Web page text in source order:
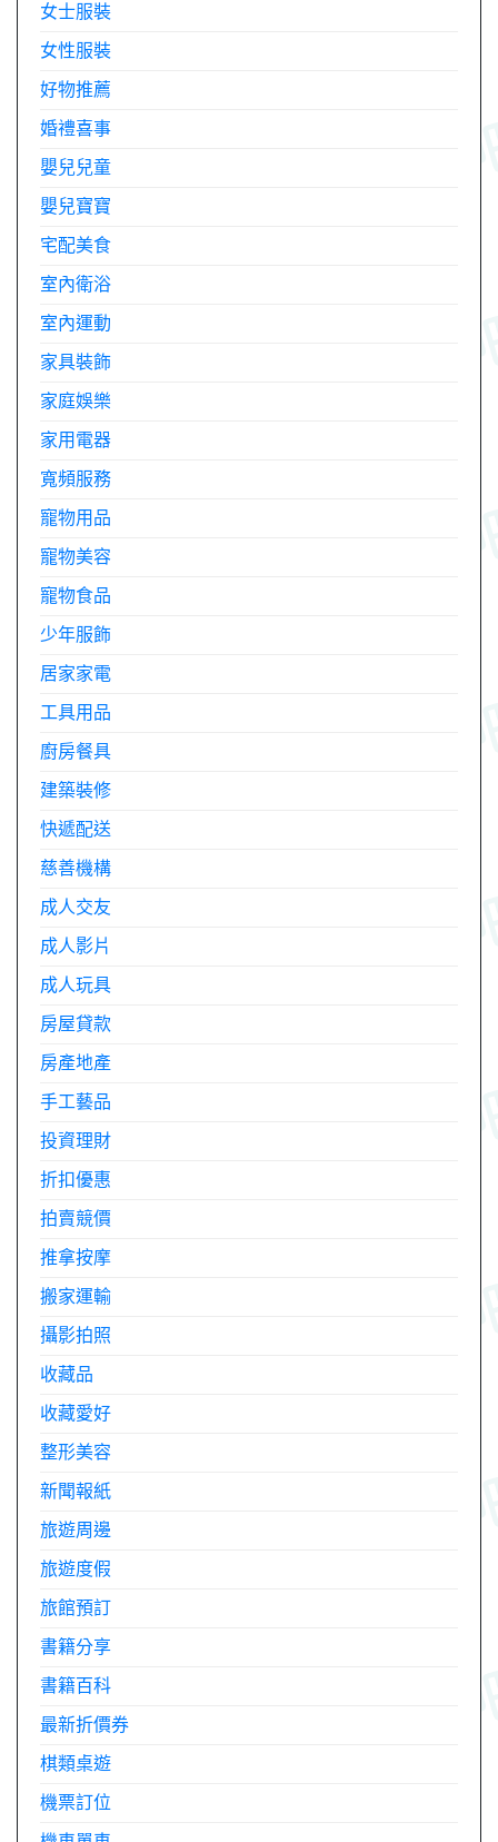
女士服裝
女性服裝
好物推薦
婚禮喜事
嬰兒兒童
嬰兒寶寶
宅配美食
室內衛浴
室內運動
家具裝飾
家庭娛樂
家用電器
寬頻服務
寵物用品
寵物美容
寵物食品
少年服飾
居家家電
工具用品
廚房餐具
建築裝修
快遞配送
慈善機構
成人交友
成人影片
成人玩具
房屋貸款
房產地產
手工藝品
投資理財
折扣優惠
拍賣競價
推拿按摩
搬家運輸
攝影拍照
收藏品
收藏愛好
整形美容
新聞報紙
旅遊周邊
旅遊度假
旅館預訂
書籍分享
書籍百科
最新折價券
棋類桌遊
機票訂位